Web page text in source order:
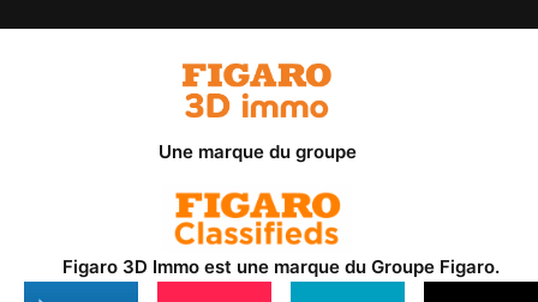
Une marque du groupe
Figaro 3D Immo est une marque du Groupe Figaro.